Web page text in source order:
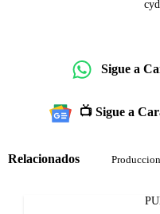
Sigue a
📺 Sigue a
Relacionados